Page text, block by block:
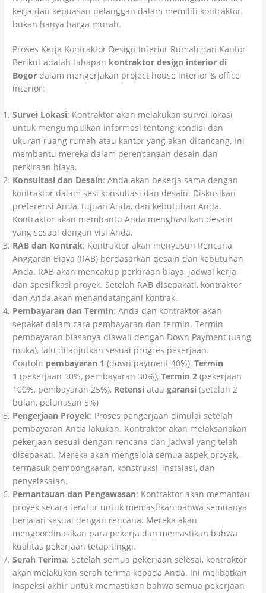
kerja dan kepuasan pelanggan dalam memilih kontraktor,
bukan hanya harga murah.
Proses Kerja Kontraktor Design Interior Rumah dan Kantor
Berikut adalah tahapan kontraktor design interior di
Bogor dalam mengerjakan project house interior & office
interior:
Survei Lokasi: Kontraktor akan melakukan survei lokasi
untuk mengumpulkan informasi tentang kondisi dan
ukuran ruang rumah atau kantor yang akan dirancang. Ini
membantu mereka dalam perencanaan desain dan
perkiraan biaya.
Konsultasi dan Desain: Anda akan bekerja sama dengan
kontraktor dalam sesi konsultasi dan desain. Diskusikan
preferensi Anda, tujuan Anda, dan kebutuhan Anda.
Kontraktor akan membantu Anda menghasilkan desain
yang sesuai dengan visi Anda.
RAB dan Kontrak: Kontraktor akan menyusun Rencana
Anggaran Biaya (RAB) berdasarkan desain dan kebutuhan
Anda. RAB akan mencakup perkiraan biaya, jadwal kerja,
dan spesifikasi proyek. Setelah RAB disepakati, kontraktor
dan Anda akan menandatangani kontrak.
Pembayaran dan Termin: Anda dan kontraktor akan
sepakat dalam cara pembayaran dan termin. Termin
pembayaran biasanya diawali dengan Down Payment (uang
muka), lalu dilanjutkan sesuai progres pekerjaan.
Contoh: pembayaran 1 (down payment 40%),Termin
1 (pekerjaan 50%, pembayaran 30%),Termin 2 (pekerjaan
100%, pembayaran 25%), Retensi ataugaransi (setelah 2
bulan, pelunasan 5%)
Pengerjaan Proyek: Proses pengerjaan dimulai setelah
pembayaran Anda lakukan. Kontraktor akan melaksanakan
pekerjaan sesuai dengan rencana dan jadwal yang telah
disepakati. Mereka akan mengelola semua aspek proyek,
termasuk pembongkaran, konstruksi, instalasi, dan
penyelesaian.
Pemantauan dan Pengawasan: Kontraktor akan memantau
proyek secara teratur untuk memastikan bahwa semuanya
berjalan sesuai dengan rencana. Mereka akan
mengoordinasikan para pekerja dan memastikan bahwa
kualitas pekerjaan tetap tinggi.
Serah Terima: Setelah semua pekerjaan selesai, kontraktor
akan melakukan serah terima kepada Anda. Ini melibatkan
inspeksi akhir untuk memastikan bahwa semua pekerjaan